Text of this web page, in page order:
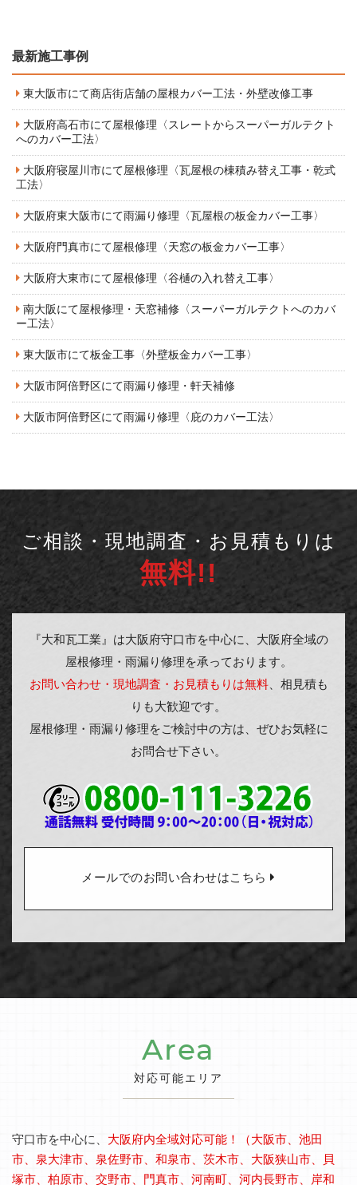
最新施工事例
東大阪市にて商店街店舗の屋根カバー工法・外壁改修工事
大阪府高石市にて屋根修理〈スレートからスーパーガルテクト
へのカバー工法〉
大阪府寝屋川市にて屋根修理〈瓦屋根の棟積み替え工事・乾式
工法〉
大阪府東大阪市にて雨漏り修理〈瓦屋根の板金カバー工事〉
大阪府門真市にて屋根修理〈天窓の板金カバー工事〉
大阪府大東市にて屋根修理〈谷樋の入れ替え工事〉
南大阪にて屋根修理・天窓補修〈スーパーガルテクトへのカバ
ー工法〉
東大阪市にて板金工事〈外壁板金カバー工事〉
大阪市阿倍野区にて雨漏り修理・軒天補修
大阪市阿倍野区にて雨漏り修理〈庇のカバー工法〉
ご相談・現地調査・お見積もりは
無料!!
『大和瓦工業』は大阪府守口市を中心に、大阪府全域の
屋根修理・雨漏り修理を承っております。
お問い合わせ・現地調査・お見積もりは無料、相見積も
りも大歓迎です。
屋根修理・雨漏り修理をご検討中の方は、ぜひお気軽に
お問合せ下さい。
メールでのお問い合わせはこちら
Area
対応可能エリア
守口市を中心に、 大阪府内全域対応可能！（大阪市、池田
市、泉大津市、泉佐野市、和泉市、茨木市、大阪狭山市、貝
塚市、柏原市、交野市、門真市、河南町、河内長野市、岸和